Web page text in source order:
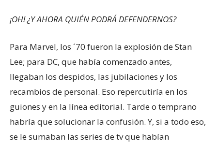
¡OH! ¿Y AHORA QUIÉN PODRÁ DEFENDERNOS?
Para Marvel, los ´70 fueron la explosión de Stan
Lee; para DC, que había comenzado antes,
llegaban los despidos, las jubilaciones y los
recambios de personal. Eso repercutiría en los
guiones y en la línea editorial. Tarde o temprano
habría que solucionar la confusión. Y, si a todo eso,
se le sumaban las series de tv que habían